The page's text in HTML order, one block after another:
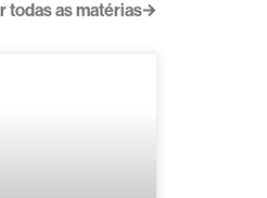
todas as matérias